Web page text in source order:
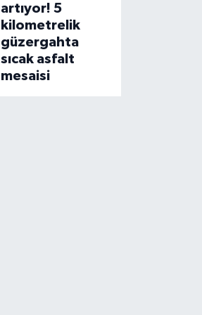
artıyor! 5
kilometrelik
güzergahta
sıcak asfalt
mesaisi